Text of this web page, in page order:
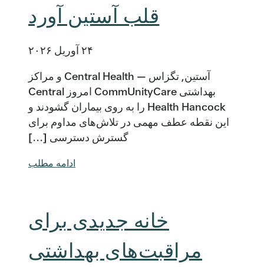
قلب آستین آورد
۲۴ آوریل ۲۰۲۶
آستین, تگزاس — Central Health و مراکز
بهداشتی CommUnityCare امروز Central
Health Hancock را به روی بیماران گشودند و
این نقطه عطف مهمی در تلاش‌های مداوم برای
گسترش دسترسی [...]
ادامه مطلب
خانه جدیدی برای
مراقبت‌های بهداشتی